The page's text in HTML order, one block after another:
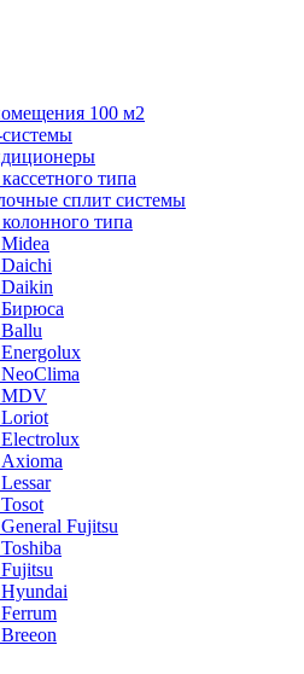
100 м2
типа
сплит системы
типа
MDV
Fujitsu